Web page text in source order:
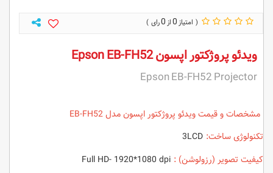
0
0
ویدئو پروژکتور اپسون Epson EB-FH52
Epson EB-FH52 Projector
مشخصات و قیمت ویدئو پروژکتور اپسون مدل EB-FH52
تکنولوژی ساخت:
کیفیت تصویر (رزولوشن) :